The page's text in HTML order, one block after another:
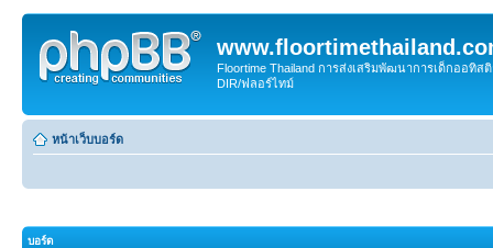
Floortime Thailand การส่งเสริมพัฒนาการเด็กออทิ
DIR/ฟลอร์ไทม์
หน้าเว็บบอร์ด
บอร์ด